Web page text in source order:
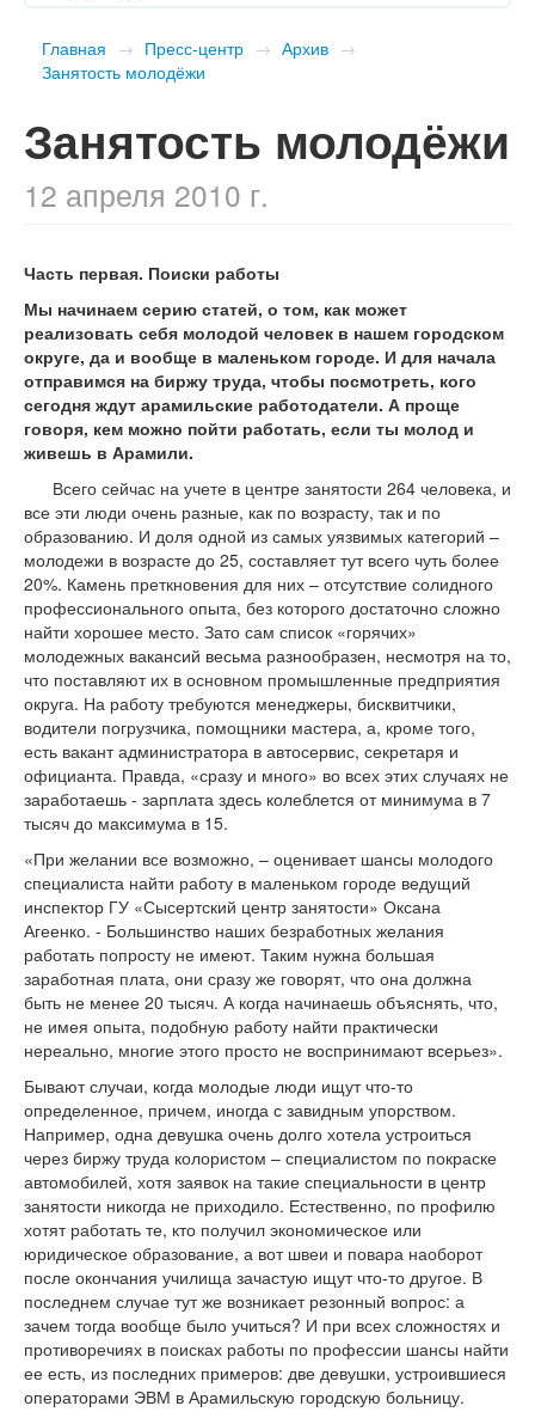
Главная → Пресс-центр → Архив →
Занятость молодёжи
Занятость молодёжи
12 апреля 2010 г.
Часть первая. Поиски работы
Мы начинаем серию статей, о том, как может
реализовать себя молодой человек в нашем городском
округе, да и вообще в маленьком городе. И для начала
отправимся на биржу труда, чтобы посмотреть, кого
сегодня ждут арамильские работодатели. А проще
говоря, кем можно пойти работать, если ты молод и
живешь в Арамили.
Всего сейчас на учете в центре занятости 264 человека, и
все эти люди очень разные, как по возрасту, так и по
образованию. И доля одной из самых уязвимых категорий –
молодежи в возрасте до 25, составляет тут всего чуть более
20%. Камень преткновения для них – отсутствие солидного
профессионального опыта, без которого достаточно сложно
найти хорошее место. Зато сам список «горячих»
молодежных вакансий весьма разнообразен, несмотря на то,
что поставляют их в основном промышленные предприятия
округа. На работу требуются менеджеры, бисквитчики,
водители погрузчика, помощники мастера, а, кроме того,
есть вакант администратора в автосервис, секретаря и
официанта. Правда, «сразу и много» во всех этих случаях не
заработаешь - зарплата здесь колеблется от минимума в 7
тысяч до максимума в 15.
«При желании все возможно, – оценивает шансы молодого
специалиста найти работу в маленьком городе ведущий
инспектор ГУ «Сысертский центр занятости» Оксана
Агеенко. - Большинство наших безработных желания
работать попросту не имеют. Таким нужна большая
заработная плата, они сразу же говорят, что она должна
быть не менее 20 тысяч. А когда начинаешь объяснять, что,
не имея опыта, подобную работу найти практически
нереально, многие этого просто не воспринимают всерьез».
Бывают случаи, когда молодые люди ищут что-то
определенное, причем, иногда с завидным упорством.
Например, одна девушка очень долго хотела устроиться
через биржу труда колористом – специалистом по покраске
автомобилей, хотя заявок на такие специальности в центр
занятости никогда не приходило. Естественно, по профилю
хотят работать те, кто получил экономическое или
юридическое образование, а вот швеи и повара наоборот
после окончания училища зачастую ищут что-то другое. В
последнем случае тут же возникает резонный вопрос: а
зачем тогда вообще было учиться? И при всех сложностях и
противоречиях в поисках работы по профессии шансы найти
ее есть, из последних примеров: две девушки, устроившиеся
операторами ЭВМ в Арамильскую городскую больницу.